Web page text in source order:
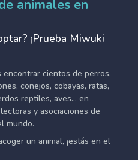
animales en
¡Prueba Miwuki
cientos de perros,
conejos, cobayas, ratas,
reptiles, aves... en
y asociaciones de
mundo.
un animal, ¡estás en el